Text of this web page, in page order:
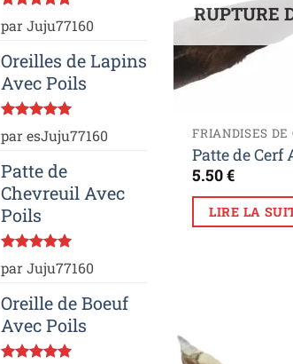
Note
sur
5
par Juju77160
Oreilles de Lapins
Avec Poils
sur
5
par esJuju77160
Patte de
Chevreuil Avec
Poils
Note
sur
5
par Juju77160
Oreille de Boeuf
Avec Poils
RUPTURE
Patte de Cerf
5.50€
LIRE LA